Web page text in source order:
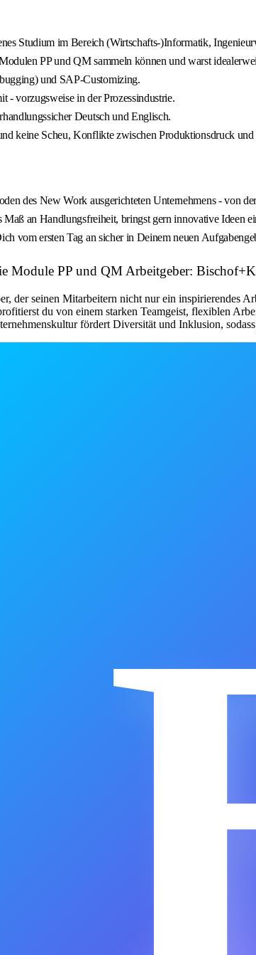
Studium im Bereich (Wirtschafts-)Informatik,
PP und QM sammeln können und warst
und SAP-Customizing.
- vorzugsweise in der Prozessindustrie.
Deutsch und Englisch.
keine Scheu, Konflikte zwischen Produktionsdruck
des New Work ausgerichteten Unternehmens - von
an Handlungsfreiheit, bringst gern innovative Ideen
vom ersten Tag an sicher in Deinem neuen
Module PP und QM Arbeitgeber:
der seinen Mitarbeitern nicht nur ein inspirierendes
du von einem starken Teamgeist, flexiblen
fördert Diversität und Inklusion,